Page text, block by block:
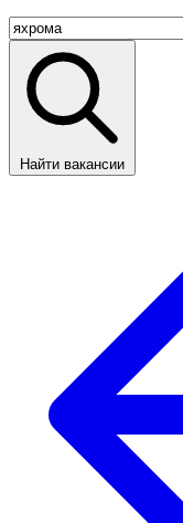
Найти вакансии